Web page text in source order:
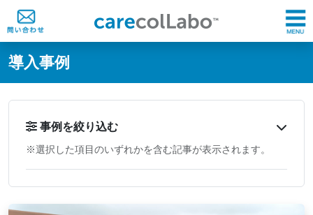
@ -0,0 +1,60 @@
導入事例
事例を絞り込む
※選択した項目のいずれかを含む記事が表示されます。